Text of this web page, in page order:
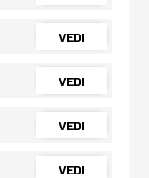
VEDI
VEDI
VEDI
VEDI